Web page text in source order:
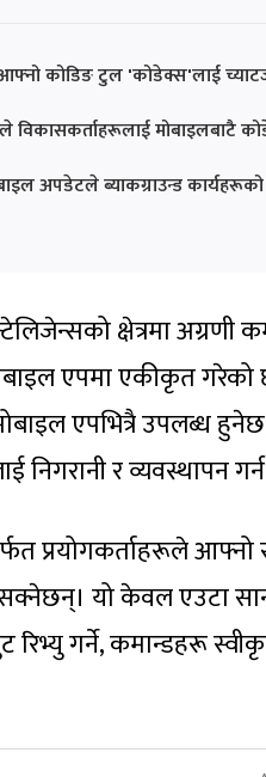
कोडिङ टुल 'कोडेक्स'लाई
विकासकर्ताहरूलाई मोबाइलबाटै
अपडेटले ब्याकग्राउन्ड
क्षेत्रमा
एपमा एकीकृत
एपभित्रै उपलब्ध
निगरानी र व्यवस्थापन
प्रयोगकर्ताहरूले
सक्नेछन्। यो केवल एउटा
गर्ने, कमान्डहरू